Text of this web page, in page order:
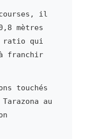
il
mètres
ratio qui
franchir
touchés
au